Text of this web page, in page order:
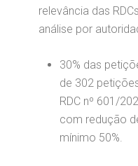
relevância das
análise por
30% das
de 302
RDC nº 601/
com redução
mínimo 50%.